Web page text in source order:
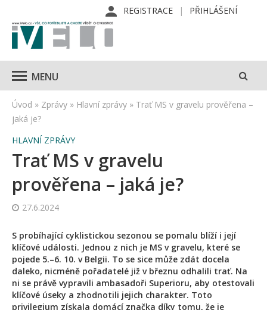
REGISTRACE PŘIHLÁŠENÍ
MENU
Úvod » Zprávy » Hlavní zprávy » Trať MS v gravelu prověřena –
jaká je?
HLAVNÍ ZPRÁVY
Trať MS v gravelu
prověřena – jaká je?
27.6.2024
S probíhající cyklistickou sezonou se pomalu blíží i její
klíčové události. Jednou z nich je MS v gravelu, které se
pojede 5.–6. 10. v Belgii. To se sice může zdát docela
daleko, nicméně pořadatelé již v březnu odhalili trať. Na
ni se právě vypravili ambasadoři Superioru, aby otestovali
klíčové úseky a zhodnotili jejich charakter. Toto
privilegium získala domácí značka díky tomu, že je